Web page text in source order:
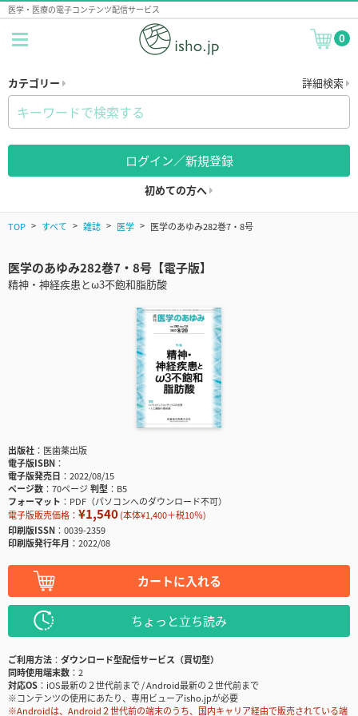
医学・医療の電子コンテンツ配信サービス
0
カテゴリー 詳細検索
ログイン／新規登録
初めての方へ
TOP すべて 雑誌 医学 医学のあゆみ282巻7・8号
医学のあゆみ282巻7・8号【電子版】
精神・神経疾患とω3不飽和脂肪酸
出版社
医歯薬出版
電子版ISBN
電子版発売日
2022/08/15
ページ数
70ページ判型
B5
フォーマット
PDF（パソコンへのダウンロード不可）
電子版販売価格： ¥1,540(本体¥1,400＋税10％)
印刷版ISSN
0039-2359
印刷版発行年月
2022/08
カートに入れる
ちょっと立ち読み
ご利用方法
ダウンロード型配信サービス（買切型）
同時使用端末数
2
対応OS
iOS最新の２世代前まで / Android最新の２世代前まで
※コンテンツの使用にあたり、専用ビューアisho.jpが必要
※Androidは、Android２世代前の端末のうち、国内キャリア経由で販売されている端